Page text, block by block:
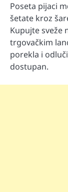
Poseta pijaci
šetate kroz
Kupujte sveže
trgovačkim
porekla i
dostupan.